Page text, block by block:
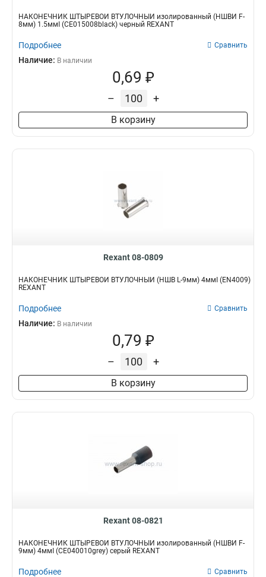
НАКОНЕЧНИК ШТЫРЕВОЙ ВТУЛОЧНЫЙ изолированный (НШВИ F-
8мм) 1.5ммІ (СЕ015008black) черный REXANT
Подробнее Сравнить
Наличие: В наличии
0,69 ₽
– +
В корзину
Rexant 08-0809
НАКОНЕЧНИК ШТЫРЕВОЙ ВТУЛОЧНЫЙ (НШВ L-9мм) 4ммІ (EN4009)
REXANT
Подробнее Сравнить
Наличие: В наличии
0,79 ₽
– +
В корзину
Rexant 08-0821
НАКОНЕЧНИК ШТЫРЕВОЙ ВТУЛОЧНЫЙ изолированный (НШВИ F-
9мм) 4ммІ (СЕ040010grey) серый REXANT
Подробнее Сравнить